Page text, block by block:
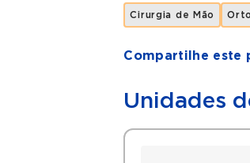
Cirurgia de Mão
Compartilhe este
Unidades